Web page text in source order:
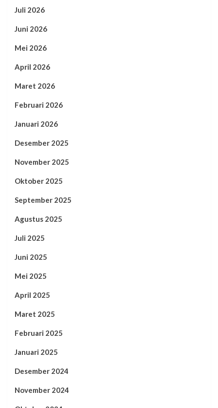
Juli 2026
Juni 2026
Mei 2026
April 2026
Maret 2026
Februari 2026
Januari 2026
Desember 2025
November 2025
Oktober 2025
September 2025
Agustus 2025
Juli 2025
Juni 2025
Mei 2025
April 2025
Maret 2025
Februari 2025
Januari 2025
Desember 2024
November 2024